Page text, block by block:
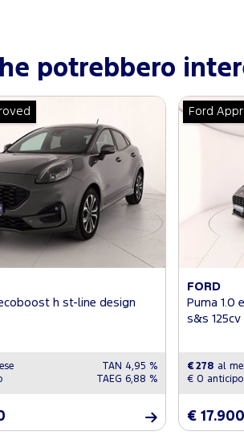
potrebbero
h st-line design
TAN 4,95 %
TAEG 6,88 %
Ford
FORD
Puma 1.0
s&s 125cv
€ 278 al
€ 0 anticipo
€ 17.900